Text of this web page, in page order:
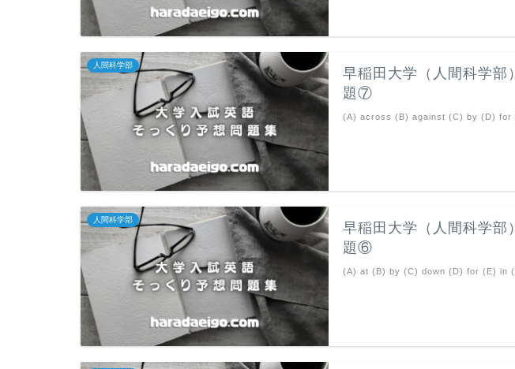
人間科学部
早稲田大学（人間科学部
題⑦
(A) across (B) against (C) by (D)
人間科学部
早稲田大学（人間科学部
題⑥
(A) at (B) by (C) down (D) for (E) in